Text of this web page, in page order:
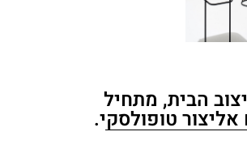
הבית, מתחיל
טופולסקי.